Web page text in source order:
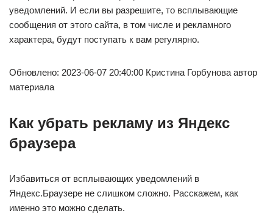
уведомлений. И если вы разрешите, то всплывающие
сообщения от этого сайта, в том числе и рекламного
характера, будут поступать к вам регулярно.
Обновлено: 2023-06-07 20:40:00 Кристина Горбунова автор
материала
Как убрать рекламу из Яндекс
браузера
Избавиться от всплывающих уведомлений в
Яндекс.Браузере не слишком сложно. Расскажем, как
именно это можно сделать.